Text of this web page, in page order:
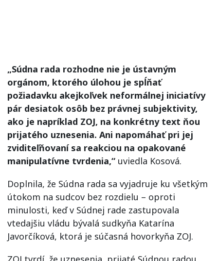
„Súdna rada rozhodne nie je ústavným
orgánom, ktorého úlohou je spĺňať
požiadavku akejkoľvek neformálnej iniciatívy
pár desiatok osôb bez právnej subjektivity,
ako je napríklad ZOJ, na konkrétny text ňou
prijatého uznesenia. Ani napomáhať pri jej
zviditeľňovaní sa reakciou na opakované
manipulatívne tvrdenia,“ uviedla Kosová.
Doplnila, že Súdna rada sa vyjadruje ku všetkým
útokom na sudcov bez rozdielu – oproti
minulosti, keď v Súdnej rade zastupovala
vtedajšiu vládu bývalá sudkyňa Katarína
Javorčíková, ktorá je súčasná hovorkyňa ZOJ.